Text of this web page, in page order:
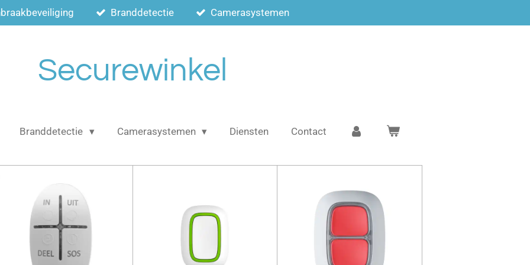
Branddetectie Camerasystemen
Securewinkel
Branddetectie Camerasystemen Diensten Contact